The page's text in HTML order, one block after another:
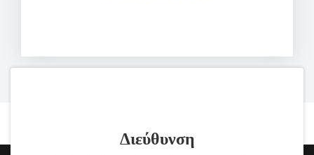
Διεύθυνση